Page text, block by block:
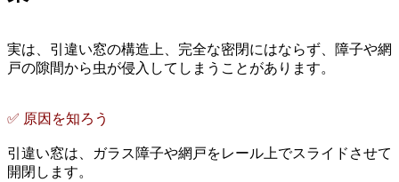
実は、引違い窓の構造上、完全な密閉にはならず、障子や網
戸の隙間から虫が侵入してしまうことがあります。
✅ 原因を知ろう
引違い窓は、ガラス障子や網戸をレール上でスライドさせて
開閉します。